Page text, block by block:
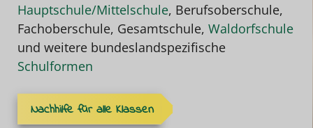
Hauptschule/Mittelschule, Berufsoberschule,
Fachoberschule, Gesamtschule, Waldorfschule
und weitere bundeslandspezifische
Schulformen
Nachhilfe für alle Klassen